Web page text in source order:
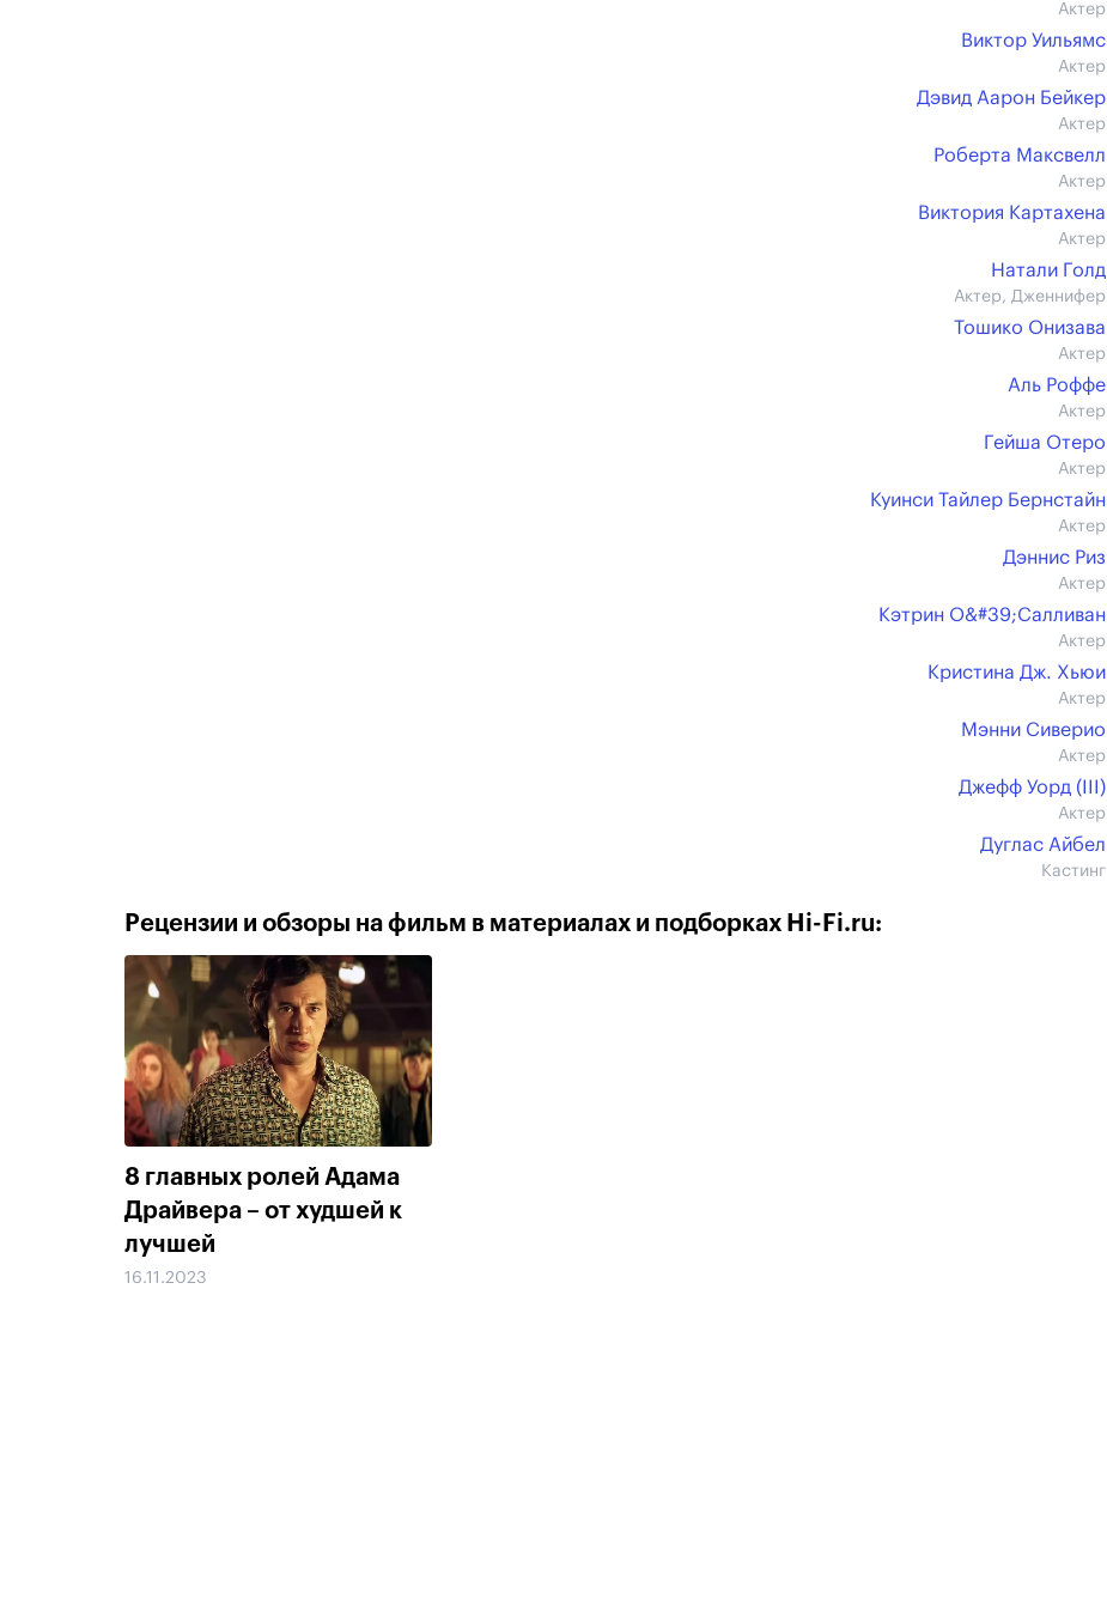
Актер
Виктор Уильямс
Актер
Дэвид Аарон Бейкер
Актер
Роберта Максвелл
Актер
Виктория Картахена
Актер
Натали Голд
Актер, Дженнифер
Тошико Онизава
Актер
Аль Роффе
Актер
Гейша Отеро
Актер
Куинси Тайлер Бернстайн
Актер
Дэннис Риз
Актер
Кэтрин О&#39;Салливан
Актер
Кристина Дж. Хьюи
Актер
Мэнни Сиверио
Актер
Джефф Уорд (III)
Актер
Дуглас Айбел
Кастинг
Рецензии и обзоры на фильм в материалах и подборках Hi-Fi.ru:
8 главных ролей Адама
Драйвера – от худшей к
лучшей
16.11.2023